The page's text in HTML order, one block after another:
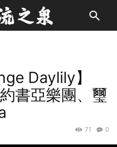
Daylily】
書亞樂團、璽
0
71